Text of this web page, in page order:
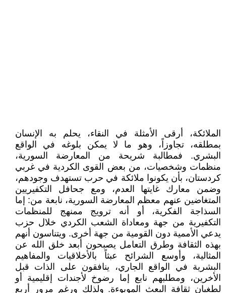
الملائكة، أرقى الأمثلة في النقاء، يحلم به الإنسان
بمطلقه، تجاوزاً، وهو ما لا يمكن بلوغه في الواقع
البشري. فمطالبة شريحة من المعارضة السورية،
منظمات وشخصيات، من بعض القوى الكردية في غربي
كردستان، بأن يكونوا ملائكة في حرب تستهدف وجودهم،
وضمن معارك غايتها العدم، ومع جحافل التكفيريين
المتغاضين عنهم معظم المعارضة السورية، نابعة من: إما
السذاجة الفكرية، أو أنه ترويج ممنهج للمنظمات
التكفيرية من جهة ومعاداة الشعب الكردي خلال حزب
يدعي الأممية دون القومية من جهة أخرى. ويتناسون أنهم
بهذه الثقافة وطرق التعامل يصبحون أبعد خلق الله عن
المثالية، وأوسع الشرائح عبثاً بالأخلاقيات والمفاهيم
البشرية في الواقع الجاري، ينافقون على الذات قبل
الأخرين، ومطلبهم نابع إما رضوخ لأجندات إقليمية أو
لطغيان ثقافة البعث الموبوءة. ولذلك ورغم مرور أربع